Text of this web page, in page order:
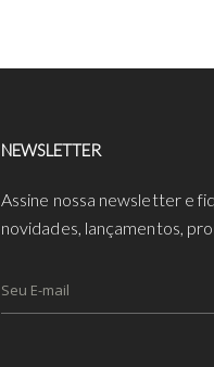
NEWSLETTER
Assine nossa newsletter e
novidades, lançamentos,